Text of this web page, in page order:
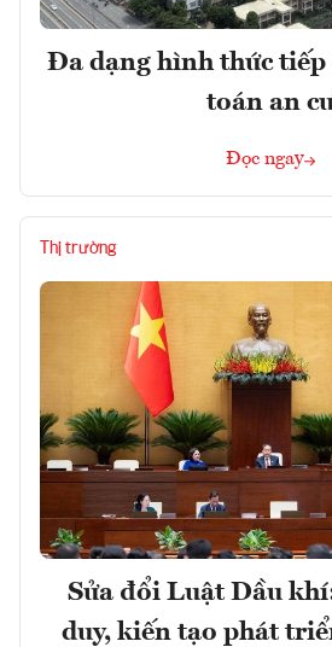
Đa dạng hình thức
toán an
Đọc ngay
Thị trường
Sửa đổi Luật Dầu
duy, kiến tạo phát